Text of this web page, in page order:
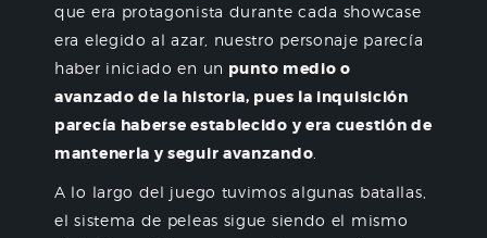
que era protagonista durante cada showcase
era elegido al azar, nuestro personaje parecía
haber iniciado en un punto medio o
avanzado de la historia, pues la inquisición
parecía haberse establecido y era cuestión de
mantenerla y seguir avanzando
A lo largo del juego tuvimos algunas batallas,
el sistema de peleas sigue siendo el mismo